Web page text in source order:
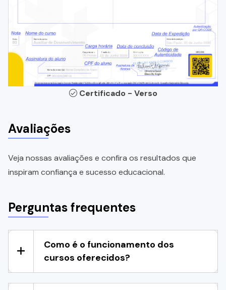
Certificado - Verso
Avaliações
Veja nossas avaliações e confira os resultados que
inspiram confiança e sucesso educacional.
Perguntas frequentes
Como é o funcionamento dos
cursos oferecidos?